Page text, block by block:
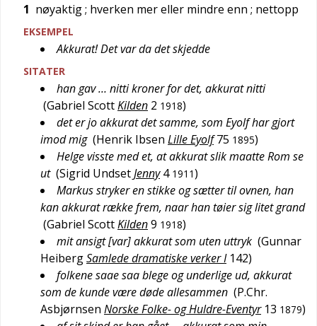
1 nøyaktig; hverken mer eller mindre enn ; nettopp
EKSEMPEL
Akkurat! Det var da det skjedde
SITATER
han gav … nitti kroner for det, akkurat nitti
(Gabriel ScottKilden 2 1918)
det er jo akkurat det samme, som Eyolf har gjort
imod mig (Henrik Ibsen Lille Eyolf 75 1895)
Helge visste med et, at akkurat slik maatte Rom se
ut (Sigrid UndsetJenny 4 1911)
Markus stryker en stikke og sætter til ovnen, han
kan akkurat række frem, naar han tøier sig litet grand
(Gabriel ScottKilden9 1918)
mit ansigt [var] akkurat som uten uttryk (Gunnar
HeibergSamlede dramatiske verker I 142)
folkene saae saa blege og underlige ud, akkurat
som de kunde være døde allesammen (P.Chr.
Asbjørnsen Norske Folke- og Huldre-Eventyr 13 1879)